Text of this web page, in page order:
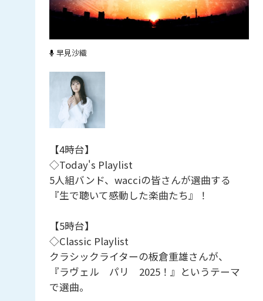
早見沙織
【4時台】
◇Today's Playlist
5人組バンド、wacciの皆さんが選曲する
『生で聴いて感動した楽曲たち』！
【5時台】
◇Classic Playlist
クラシックライターの板倉重雄さんが、
『ラヴェル パリ 2025！』というテーマ
で選曲。